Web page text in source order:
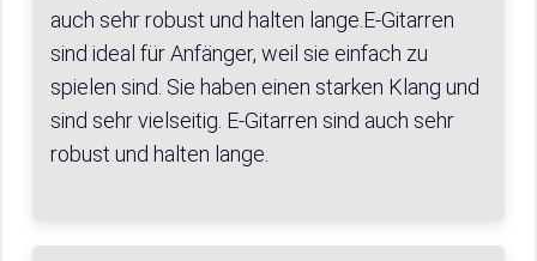
auch sehr robust und halten lange.E-Gitarren
sind ideal für Anfänger, weil sie einfach zu
spielen sind. Sie haben einen starken Klang und
sind sehr vielseitig. E-Gitarren sind auch sehr
robust und halten lange.